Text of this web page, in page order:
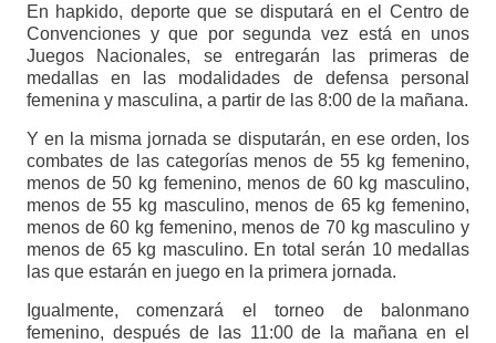
En hapkido, deporte que se disputará en el Centro de
Convenciones y que por segunda vez está en unos
Juegos Nacionales, se entregarán las primeras de
medallas en las modalidades de defensa personal
femenina y masculina, a partir de las 8:00 de la mañana.
Y en la misma jornada se disputarán, en ese orden, los
combates de las categorías menos de 55 kg femenino,
menos de 50 kg femenino, menos de 60 kg masculino,
menos de 55 kg masculino, menos de 65 kg femenino,
menos de 60 kg femenino, menos de 70 kg masculino y
menos de 65 kg masculino. En total serán 10 medallas
las que estarán en juego en la primera jornada.
Igualmente, comenzará el torneo de balonmano
femenino, después de las 11:00 de la mañana en el